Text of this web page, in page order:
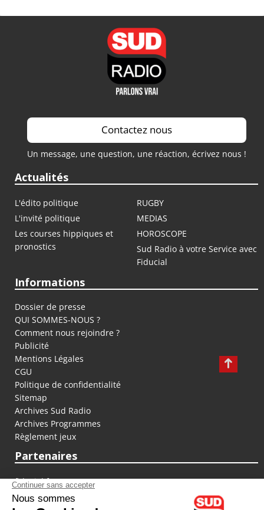
Contactez nous
Un message, une question, une réaction, écrivez nous !
Actualités
L'édito politique
RUGBY
L'invité politique
MEDIAS
Les courses hippiques et
pronostics
HOROSCOPE
Sud Radio à votre Service avec
Fiducial
Informations
Dossier de presse
QUI SOMMES-NOUS ?
Comment nous rejoindre ?
Publicité
Mentions Légales
CGU
Politique de confidentialité
Sitemap
Archives Sud Radio
Archives Programmes
Règlement jeux
Partenaires
fiducial.fr
lyoncapitale.fr